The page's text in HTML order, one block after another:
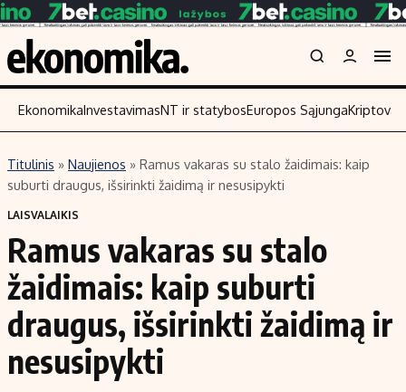
Turinys
Naujienos
Aplinka
Verslas
Energetika
Ekonomika
Politika
NT ir statybos
Skaitykite
Įmonės
Žemės ūkis
Technologijos
Laisvalaikis
EkonomikaInvestavimasNT ir statybosEuropos Sąjunga
Titulinis » Naujienos » Ramus vakaras su stalo žaidimais: kaip
suburti draugus, išsirinkti žaidimą ir nesusipykti
LAISVALAIKIS
Ramus vakaras su stalo
žaidimais: kaip suburti
draugus, išsirinkti žaidimą ir
nesusipykti